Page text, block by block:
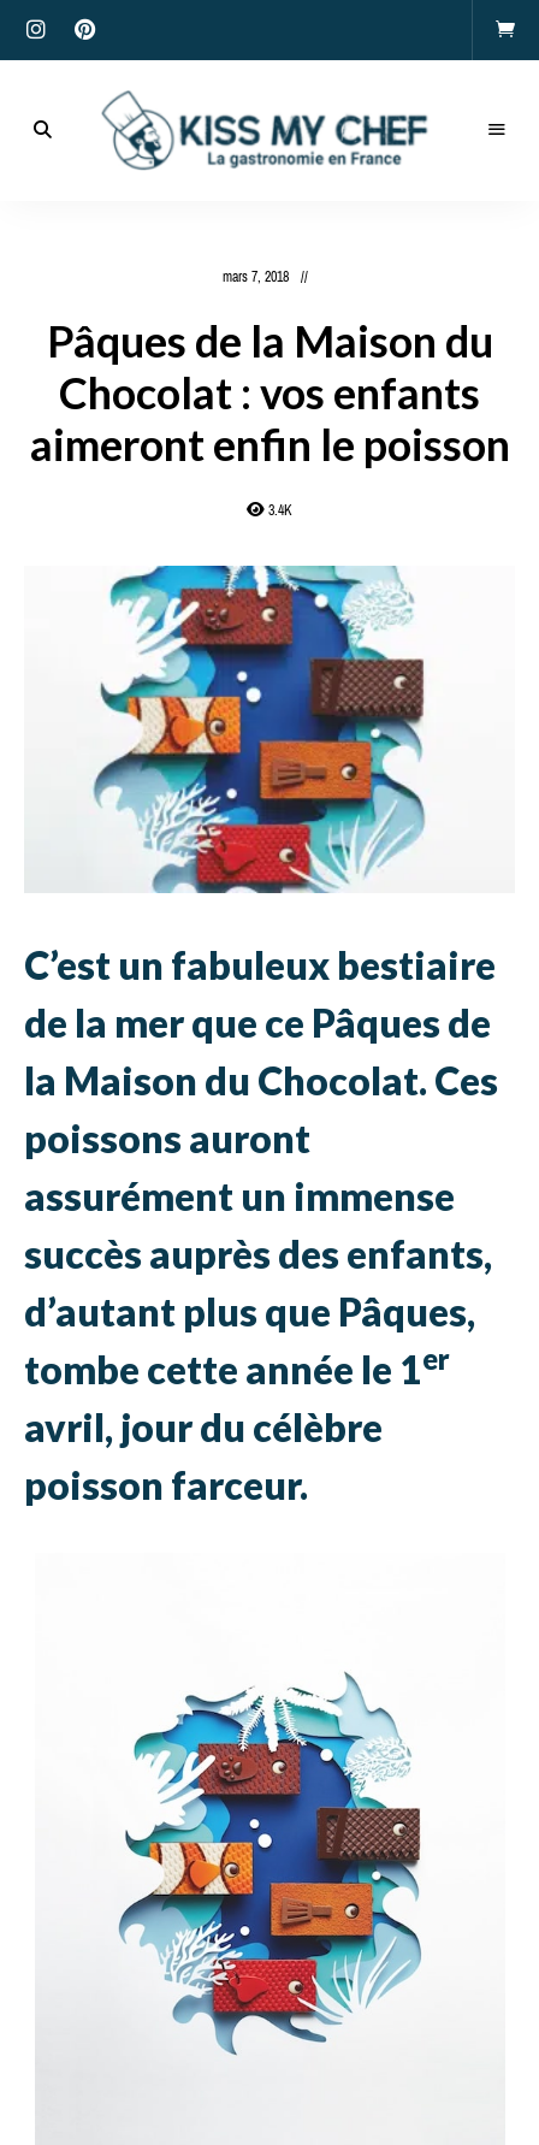
mars 7, 2018
Pâques de la Maison du
Chocolat : vos enfants
aimeront enfin le poisson
3.4K
C’est un fabuleux bestiaire
de la mer que ce Pâques de
la Maison du Chocolat. Ces
poissons auront
assurément un immense
succès auprès des enfants,
d’autant plus que Pâques,
tombe cette année le 1er
avril, jour du célèbre
poisson farceur.